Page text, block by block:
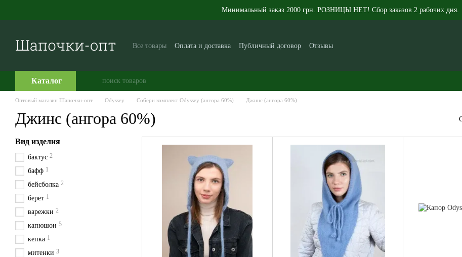
Минимальный заказ 2000 грн. РОЗНИЦЫ НЕТ! Сбор заказов 2 рабочих дня.
Все товары Оплата и доставка Публичный договор
Отзывы
Каталог
Оптовый магазин Шапочки-опт Odyssey Собери комплект Odyssey (ангора 60%) Джинс (ангора 60%)
Джинс (ангора 60%)
Вид изделия
бактус 2
бафф 1
бейсболка 2
берет 1
варежки 2
капюшон 5
кепка 1
митенки 3